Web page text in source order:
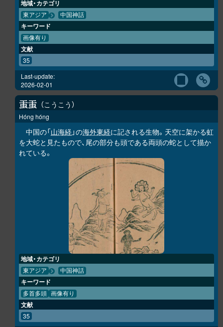
地域・カテゴリ
東アジア 中国神話
キーワード
画像有り
文献
35
Last-update:
2026-02-01
𧈫𧈫 こうこう
Hóng hóng
中国の「山海経 」の海外東経に記される生物。天空に架かる虹
を大蛇と見たもので、尾の部分も頭である両頭の蛇として描か
れている。
地域・カテゴリ
東アジア 中国神話
キーワード
多首多頭 画像有り
文献
35